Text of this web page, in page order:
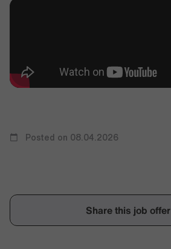
Posted on 08.04.2026
Share this job offer